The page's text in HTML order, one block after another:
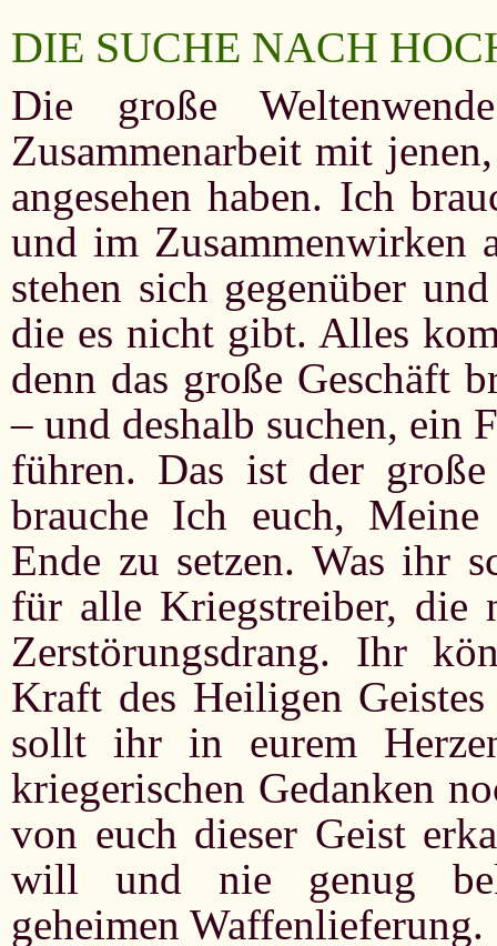
DIE SUCHE NACH
Die große
Zusammenarbeit mit
angesehen haben. Ich
und im Zusammenwirken
stehen sich gegenüber
die es nicht gibt. Alles
denn das große Geschäft
– und deshalb suchen, ein
führen. Das ist der
brauche Ich euch,
Ende zu setzen. Was ihr
für alle Kriegstreiber, die
Zerstörungsdrang. Ihr
Kraft des Heiligen
sollt ihr in eurem
kriegerischen Gedanken
von euch dieser Geist
will und nie genug
geheimen